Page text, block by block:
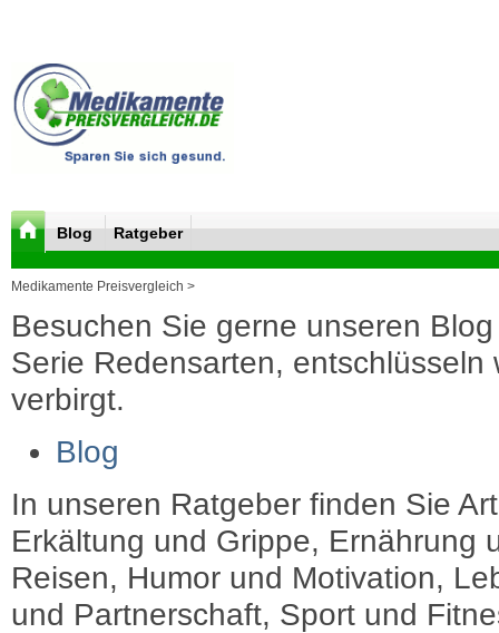
Blog Ratgeber
Medikamente Preisvergleich >
Besuchen Sie gerne unseren
Serie Redensarten, entschlüsseln
verbirgt.
Blog
In unseren Ratgeber finden Sie
Erkältung und Grippe, Ernährung
Reisen, Humor und Motivation,
und Partnerschaft, Sport und